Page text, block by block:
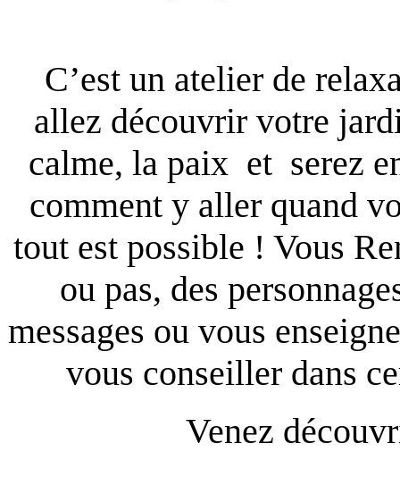
C’est un atelier de
allez découvrir votre
calme, la paix et serez
comment y aller quand
tout est possible ! Vous
ou pas, des
messages ou vous
vous conseiller dans
Venez